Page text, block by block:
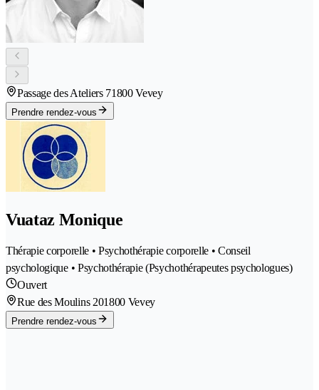
Passage des Ateliers 71800 Vevey
Prendre rendez-vous
Vuataz Monique
Thérapie corporelle • Psychothérapie corporelle • Conseil
psychologique • Psychothérapie (Psychothérapeutes psychologues)
Ouvert
Rue des Moulins 201800 Vevey
Prendre rendez-vous